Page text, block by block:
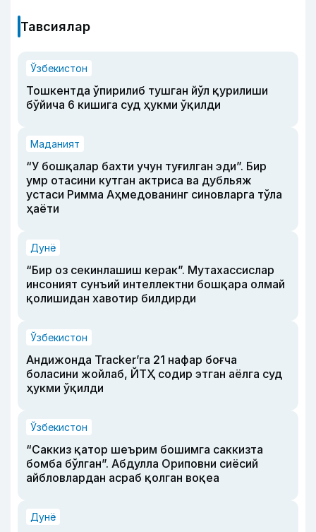
Тавсиялар
Ўзбекистон
Тошкентда ўпирилиб тушган йўл қурилиши
бўйича 6 кишига суд ҳукми ўқилди
Маданият
“У бошқалар бахти учун туғилган эди”. Бир
умр отасини кутган актриса ва дубльяж
устаси Римма Аҳмедованинг синовларга тўла
ҳаёти
Дунё
“Бир оз секинлашиш керак”. Мутахассислар
инсоният сунъий интеллектни бошқара олмай
қолишидан хавотир билдирди
Ўзбекистон
Андижонда Tracker’га 21 нафар боғча
боласини жойлаб, ЙТҲ содир этган аёлга суд
ҳукми ўқилди
Ўзбекистон
“Саккиз қатор шеърим бошимга саккизта
бомба бўлган”. Абдулла Ориповни сиёсий
айбловлардан асраб қолган воқеа
Дунё